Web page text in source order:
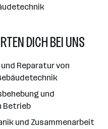
DICH BEI UNS
Reparatur von
und
Betrieb
und Zusammenarbeit